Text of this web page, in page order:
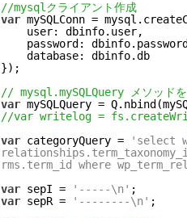
//mysqlクライアント作成
var mySQLConn =
user: dbinfo.user,
password :
database: dbinfo.db
});
// mysql.mySQLQuery メソッドを
var
//var writelog =
var categoryQuery =
'select
rms.term_id where
var sepI = '-----\n'
var sepR = '--------\n' ;